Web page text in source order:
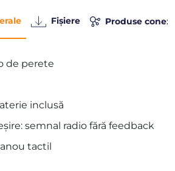
Fișiere Produse
de perete
inclusă
semnal radio fără feedback
tactil